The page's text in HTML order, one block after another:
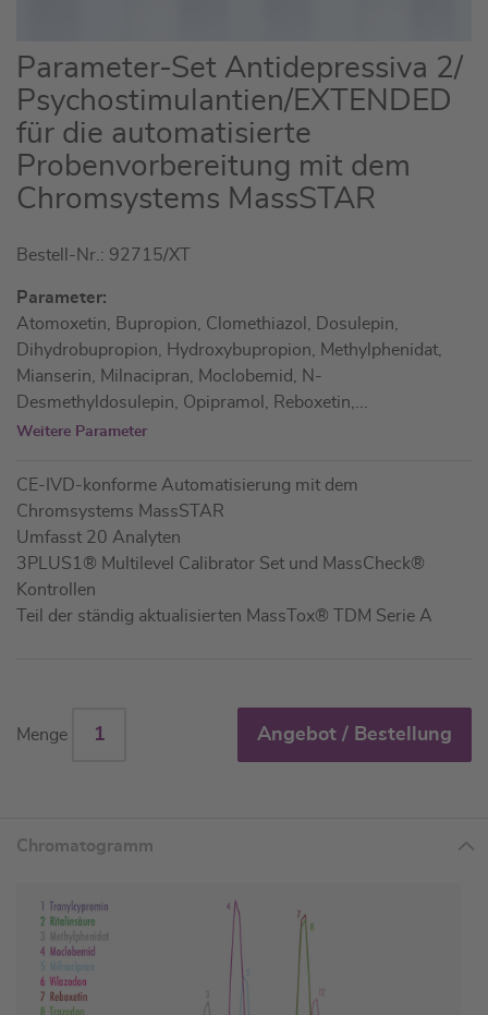
Zum
Anfang
der
Bildgalerie
springen
Parameter-Set Antidepressiva 2/
Psychostimulantien/EXTENDED
für die automatisierte
Probenvorbereitung mit dem
Chromsystems MassSTAR
Bestell-Nr.: 92715/XT
Parameter:
Atomoxetin, Bupropion, Clomethiazol, Dosulepin,
Dihydrobupropion, Hydroxybupropion, Methylphenidat,
Mianserin, Milnacipran, Moclobemid, N-
Desmethyldosulepin, Opipramol, Reboxetin,...
Weitere Parameter
CE-IVD-konforme Automatisierung mit dem
Chromsystems MassSTAR
Umfasst 20 Analyten
3PLUS1® Multilevel Calibrator Set und MassCheck®
Kontrollen
Teil der ständig aktualisierten MassTox® TDM Serie A
Menge Angebot / Bestellung
Chromatogramm